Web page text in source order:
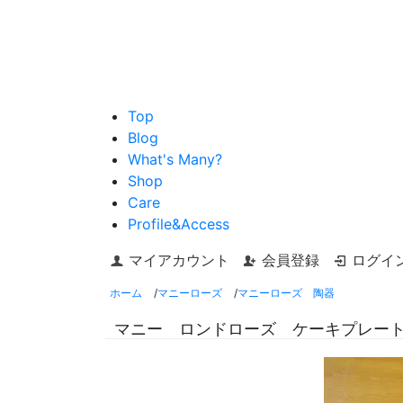
Top
Blog
What's Many?
Shop
Care
Profile&Access
マイアカウント
会員登録 ログイ
ホーム /マニーローズ /マニーローズ 陶器
マニー ロンドローズ ケーキプレー